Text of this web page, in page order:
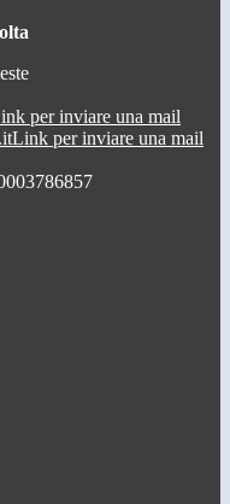
per inviare una mail
Link per inviare una mail